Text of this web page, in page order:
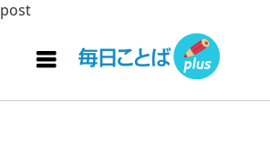
post